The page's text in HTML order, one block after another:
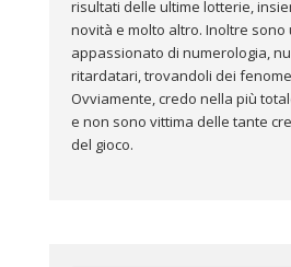
risultati delle ultime lotterie,
novità e molto altro. Inoltre sono
appassionato di numerologia,
ritardatari, trovandoli dei
Ovviamente, credo nella più
e non sono vittima delle tante
del gioco.